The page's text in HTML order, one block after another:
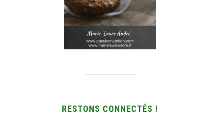
RESTONS CONNECTÉS !